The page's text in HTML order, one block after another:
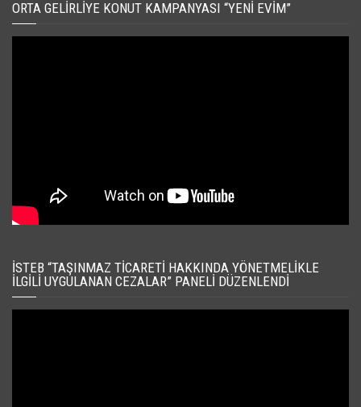
ORTA GELIRLIYE KONUT KAMPANYASI “YENI EVIM”
İSTEB “TAŞINMAZ TICARETI HAKKINDA YÖNETMELIKLE
İLGILI UYGULANAN CEZALAR” PANELI DÜZENLENDI